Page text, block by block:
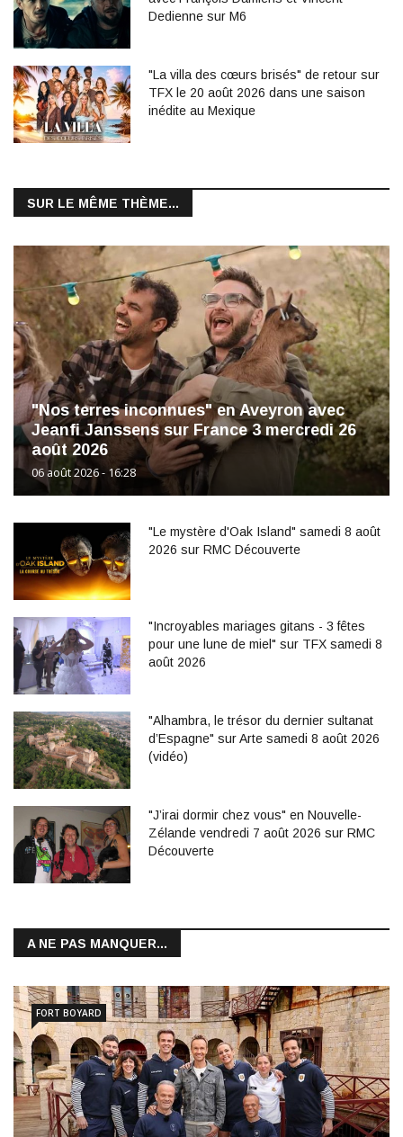
Dedienne sur M6
"La villa des cœurs brisés" de retour sur
TFX le 20 août 2026 dans une saison
inédite au Mexique
SUR LE MÊME THÈME...
"Nos terres inconnues" en Aveyron avec
Jeanfi Janssens sur France 3 mercredi 26
août 2026
06 août 2026 - 16:28
"Le mystère d'Oak Island" samedi 8 août
2026 sur RMC Découverte
"Incroyables mariages gitans - 3 fêtes
pour une lune de miel" sur TFX samedi 8
août 2026
"Alhambra, le trésor du dernier sultanat
d’Espagne" sur Arte samedi 8 août 2026
(vidéo)
"J’irai dormir chez vous" en Nouvelle-
Zélande vendredi 7 août 2026 sur RMC
Découverte
A NE PAS MANQUER...
FORT BOYARD